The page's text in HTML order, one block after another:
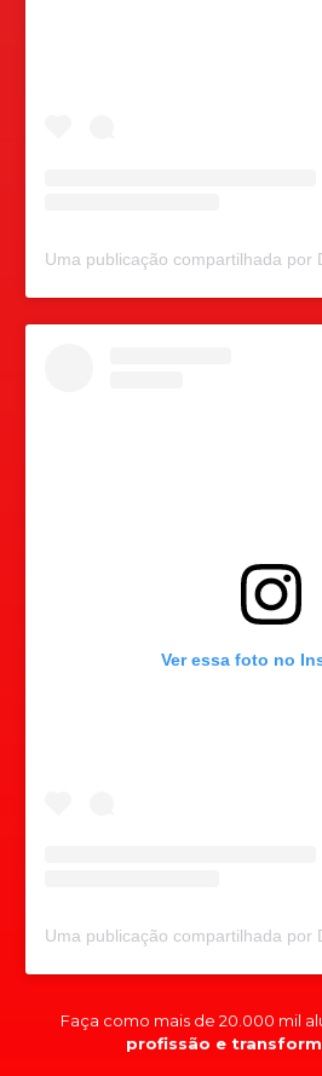
Ver essa foto no
Faça como mais de 20.000 mil
profissão e